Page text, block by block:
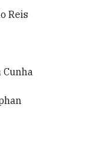
Reis
Cunha